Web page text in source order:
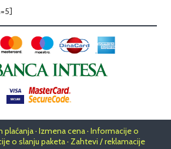
plaćanja · Izmena cena · Informacije o
o slanju paketa · Zahtevi / reklamacije